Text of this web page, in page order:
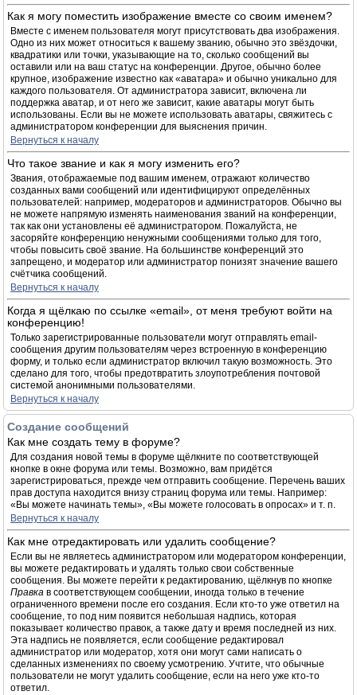
Как я могу поместить изображение вместе со своим именем?
Вместе с именем пользователя могут присутствовать два изображения.
Одно из них может относиться к вашему званию, обычно это звёздочки,
квадратики или точки, указывающие на то, сколько сообщений вы
оставили или на ваш статус на конференции. Другое, обычно более
крупное, изображение известно как «аватара» и обычно уникально для
каждого пользователя. От администратора зависит, включена ли
поддержка аватар, и от него же зависит, какие аватары могут быть
использованы. Если вы не можете использовать аватары, свяжитесь с
администратором конференции для выяснения причин.
Вернуться к началу
Что такое звание и как я могу изменить его?
Звания, отображаемые под вашим именем, отражают количество
созданных вами сообщений или идентифицируют определённых
пользователей: например, модераторов и администраторов. Обычно вы
не можете напрямую изменять наименования званий на конференции,
так как они установлены её администратором. Пожалуйста, не
засоряйте конференцию ненужными сообщениями только для того,
чтобы повысить своё звание. На большинстве конференций это
запрещено, и модератор или администратор понизят значение вашего
счётчика сообщений.
Вернуться к началу
Когда я щёлкаю по ссылке «email», от меня требуют войти на
конференцию!
Только зарегистрированные пользователи могут отправлять email-
сообщения другим пользователям через встроенную в конференцию
форму, и только если администратор включил такую возможность. Это
сделано для того, чтобы предотвратить злоупотребления почтовой
системой анонимными пользователями.
Вернуться к началу
Создание сообщений
Как мне создать тему в форуме?
Для создания новой темы в форуме щёлкните по соответствующей
кнопке в окне форума или темы. Возможно, вам придётся
зарегистрироваться, прежде чем отправить сообщение. Перечень ваших
прав доступа находится внизу страниц форума или темы. Например:
«Вы можете начинать темы», «Вы можете голосовать в опросах» и т. п.
Вернуться к началу
Как мне отредактировать или удалить сообщение?
Если вы не являетесь администратором или модератором конференции,
вы можете редактировать и удалять только свои собственные
сообщения. Вы можете перейти к редактированию, щёлкнув по кнопке
Правка в соответствующем сообщении, иногда только в течение
ограниченного времени после его создания. Если кто-то уже ответил на
сообщение, то под ним появится небольшая надпись, которая
показывает количество правок, а также дату и время последней из них.
Эта надпись не появляется, если сообщение редактировал
администратор или модератор, хотя они могут сами написать о
сделанных изменениях по своему усмотрению. Учтите, что обычные
пользователи не могут удалить сообщение, если на него уже кто-то
ответил.